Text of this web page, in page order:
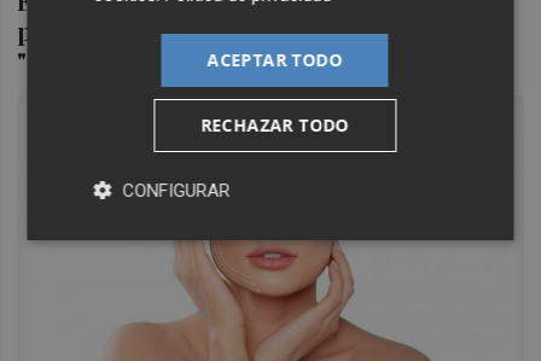
por una rebaja del IVA al 10% y su
"gravísima situación"ACEPTAR TODO
RECHAZAR TODO
CONFIGURAR